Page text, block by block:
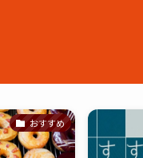
おすすめ